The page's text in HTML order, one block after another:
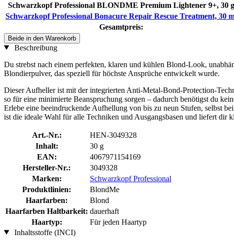
Schwarzkopf Professional BLONDME Premium Lightener 9+, 30 g
Schwarzkopf Professional Bonacure Repair Rescue Treatment, 30
Gesamtpreis:
Beide in den Warenkorb
Beschreibung
Du strebst nach einem perfekten, klaren und kühlen Blond-Look,
Blondierpulver, das speziell für höchste Ansprüche entwickelt wurde.
Dieser Aufheller ist mit der integrierten Anti-Metal-Bond-Protection-
so für eine minimierte Beanspruchung sorgen – dadurch benötigst du
Erlebe eine beeindruckende Aufhellung von bis zu neun Stufen, selbst
ist die ideale Wahl für alle Techniken und Ausgangsbasen und liefert dir
Art.-Nr.:
HEN-3049328
Inhalt:
30 g
EAN:
4067971154169
Hersteller-Nr.:
3049328
Marken:
Schwarzkopf Professional
Produktlinien:
BlondMe
Haarfarben:
Blond
Haarfarben Haltbarkeit: dauerhaft
Haartyp:
Für jeden Haartyp
Inhaltsstoffe (INCI)